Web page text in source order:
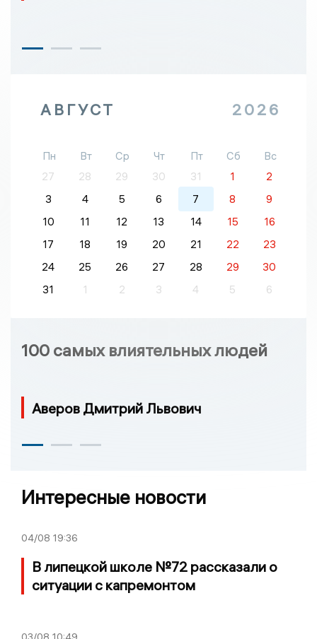
АВГУСТ 2026
Пн Вт Ср Чт Пт Сб
Вс
27
28 29 30 31 1
2
3
4 5 6 7 8
9
10
11 12 13 14 15
16
17
18 19 20 21 22
23
24
25 26 27 28 29
30
31
1 2 3 4 5 6
100 самых влиятельных людей
Аверов Дмитрий Львович
Интересные новости
04/08 19:36
В липецкой школе №72 рассказали о
ситуации с капремонтом